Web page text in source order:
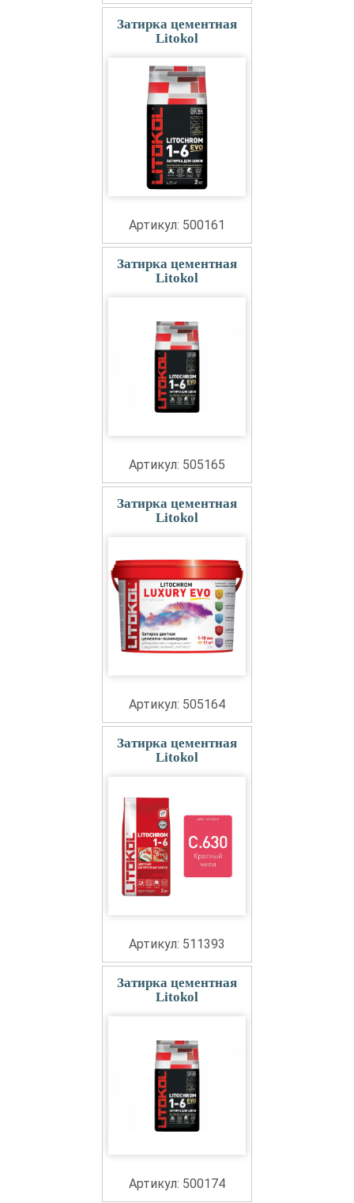
Затирка цементная
Litokol
Артикул: 500161
Затирка цементная
Litokol
Артикул: 505165
Затирка цементная
Litokol
Артикул: 505164
Затирка цементная
Litokol
Артикул: 511393
Затирка цементная
Litokol
Артикул: 500174